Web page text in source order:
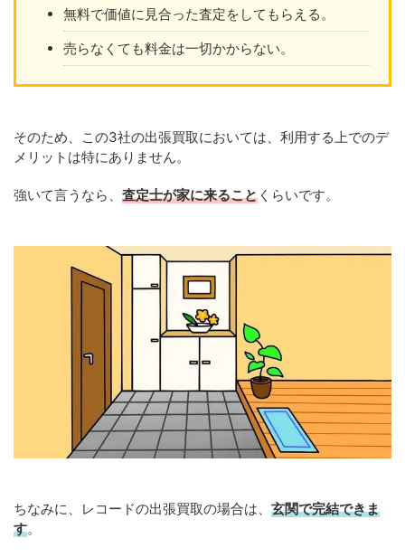
無料で価値に見合った査定をしてもらえる。
売らなくても料金は一切かからない。
そのため、この3社の出張買取においては、利用する上でのデ
メリットは特にありません。
強いて言うなら、 査定士が家に来ること くらいです。
ちなみに、レコードの出張買取の場合は、 玄関で完結できま
す。